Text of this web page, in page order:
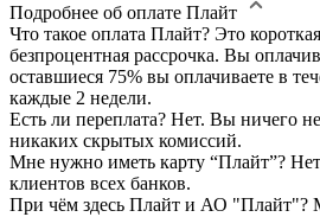
Подробнее об оплате Плайт
Что такое оплата Плайт? Это
безпроцентная рассрочка. Вы
оставшиеся 75% вы оплачиваете в
каждые 2 недели.
Есть ли переплата? Нет. Вы ничего
никаких скрытых комиссий.
Мне нужно иметь карту “Плайт”?
клиентов всех банков.
При чём здесь Плайт и АО "Плайт"?